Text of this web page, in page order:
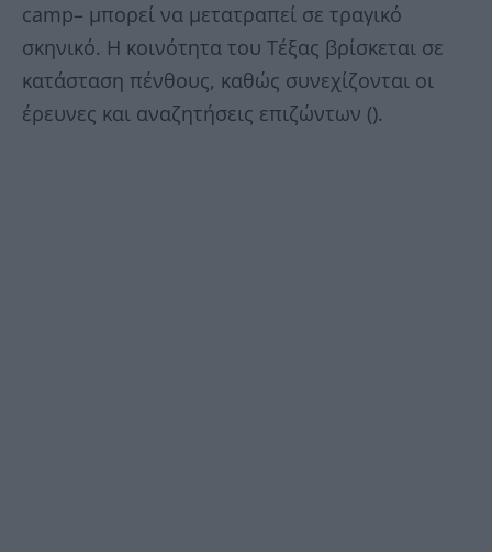
camp– μπορεί να μετατραπεί σε τραγικό
σκηνικό. Η κοινότητα του Τέξας βρίσκεται σε
κατάσταση πένθους, καθώς συνεχίζονται οι
έρευνες και αναζητήσεις επιζώντων ().